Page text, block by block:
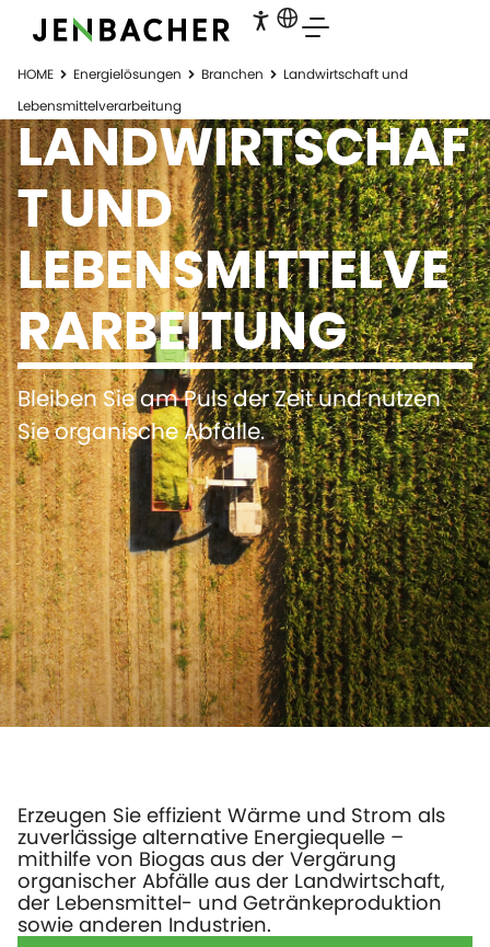
HOME Energielösungen Branchen
Landwirtschaft und
Lebensmittelverarbeitung
LANDWIRTSCHAF
T UND
LEBENSMITTELVE
RARBEITUNG
Bleiben Sie am Puls der Zeit und nutzen
Sie organische Abfälle.
Erzeugen Sie effizient Wärme und Strom als
zuverlässige alternative Energiequelle –
mithilfe von Biogas aus der Vergärung
organischer Abfälle aus der Landwirtschaft,
der Lebensmittel- und Getränkeproduktion
sowie anderen Industrien.